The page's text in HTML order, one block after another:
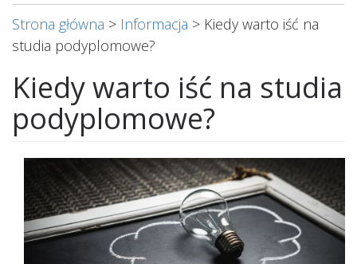
Strona główna > Informacja > Kiedy warto iść na
studia podyplomowe?
Kiedy warto iść na studia
podyplomowe?